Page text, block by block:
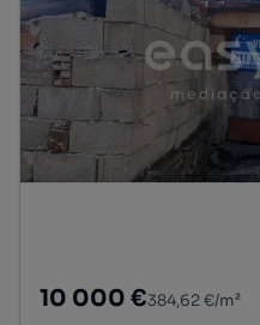
10 000 €384,62 €/m²